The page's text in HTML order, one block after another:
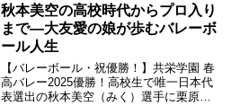
キージ...
秋本美空の高校時代からプロ入り
まで―大友愛の娘が歩むバレーボ
ール人生
【バレーボール・祝優勝！】共栄学園 春
高バレー2025優勝！高校生で唯一日本代
表選出の秋本美空（みく）選手に栗原恵